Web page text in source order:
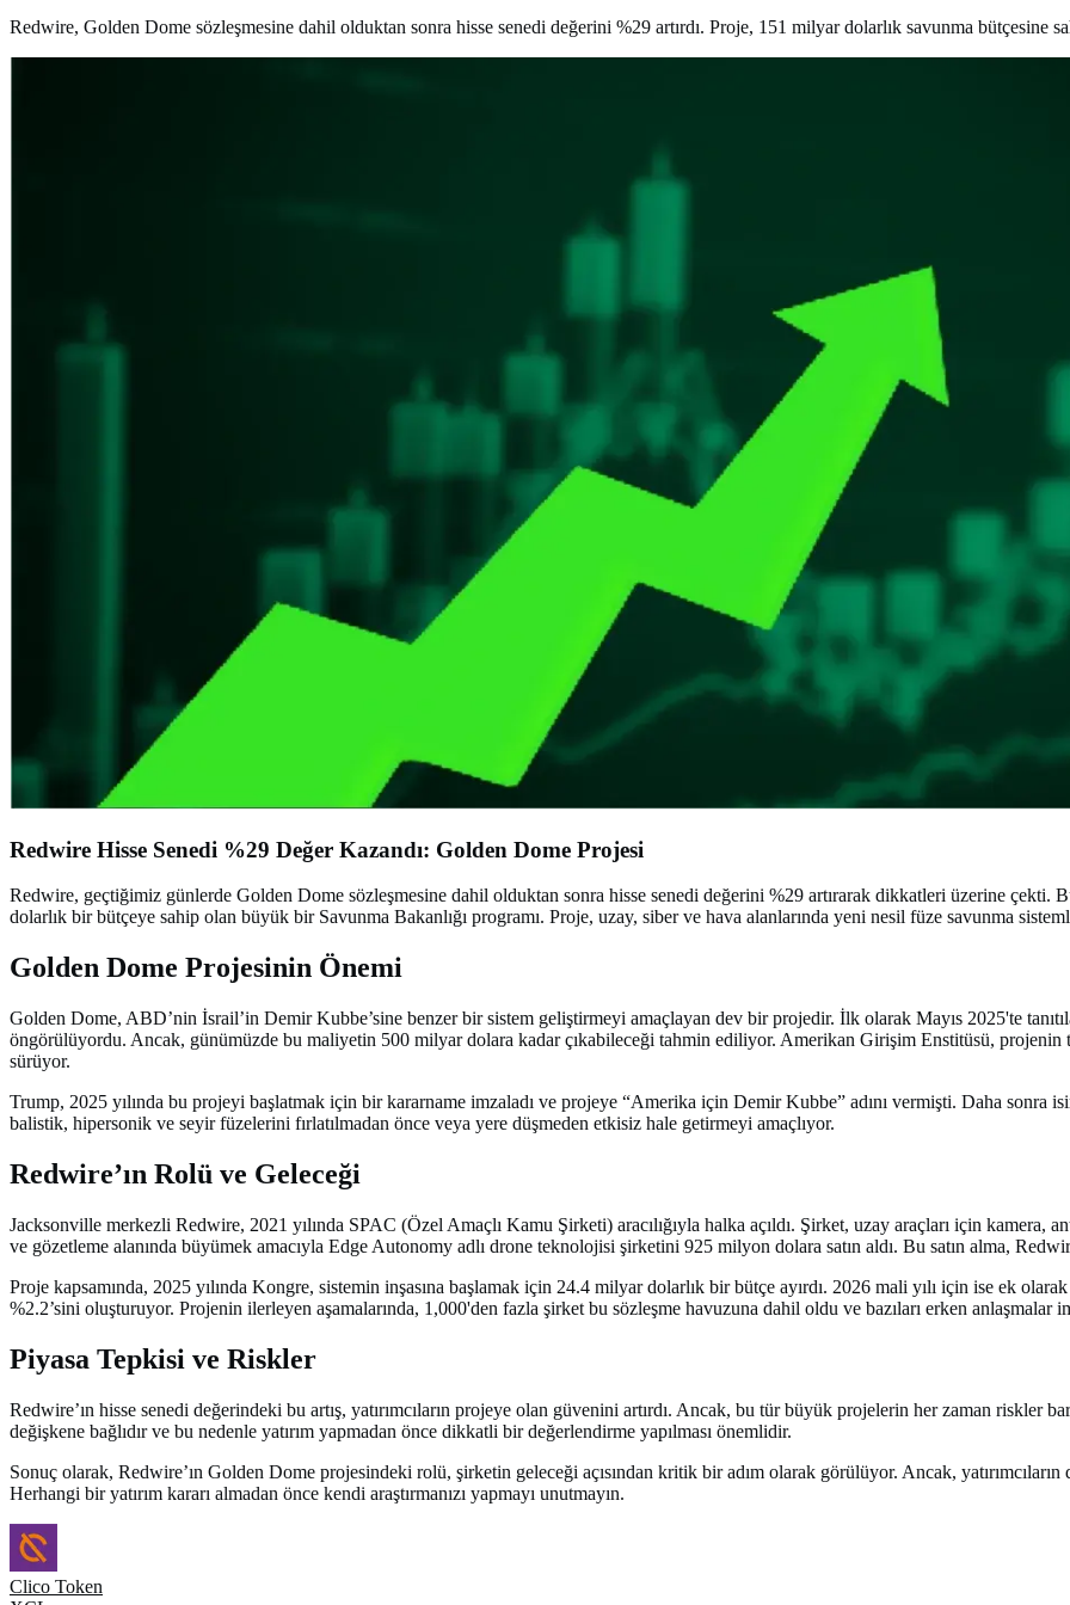
Redwire, Golden Dome sözleşmesine dahil olduktan sonra hisse senedi değerini %29 artırdı. Proje, 151 milyar dolarlık savunma bütçesine
Redwire Hisse Senedi %29 Değer Kazandı: Golden Dome Projesi
Redwire, geçtiğimiz günlerde Golden Dome sözleşmesine dahil olduktan sonra hisse senedi değerini %29 artırarak dikkatleri üzerine çekti.
dolarlık bir bütçeye sahip olan büyük bir Savunma Bakanlığı programı. Proje, uzay, siber ve hava alanlarında yeni nesil füze savunma
Golden Dome Projesinin Önemi
Golden Dome, ABD’nin İsrail’in Demir Kubbe’sine benzer bir sistem geliştirmeyi amaçlayan dev bir projedir. İlk olarak Mayıs 2025'te
öngörülüyordu. Ancak, günümüzde bu maliyetin 500 milyar dolara kadar çıkabileceği tahmin ediliyor. Amerikan Girişim Enstitüsü,
sürüyor.
Trump, 2025 yılında bu projeyi başlatmak için bir kararname imzaladı ve projeye “Amerika için Demir Kubbe” adını vermişti. Daha sonra
balistik, hipersonik ve seyir füzelerini fırlatılmadan önce veya yere düşmeden etkisiz hale getirmeyi amaçlıyor.
Redwire’ın Rolü ve Geleceği
Jacksonville merkezli Redwire, 2021 yılında SPAC (Özel Amaçlı Kamu Şirketi) aracılığıyla halka açıldı. Şirket, uzay araçları için kamera,
ve gözetleme alanında büyümek amacıyla Edge Autonomy adlı drone teknolojisi şirketini 925 milyon dolara satın aldı. Bu satın alma,
Proje kapsamında, 2025 yılında Kongre, sistemin inşasına başlamak için 24.4 milyar dolarlık bir bütçe ayırdı. 2026 mali yılı için ise ek
%2.2’sini oluşturuyor. Projenin ilerleyen aşamalarında, 1,000'den fazla şirket bu sözleşme havuzuna dahil oldu ve bazıları erken anlaşmalar
Piyasa Tepkisi ve Riskler
Redwire’ın hisse senedi değerindeki bu artış, yatırımcıların projeye olan güvenini artırdı. Ancak, bu tür büyük projelerin her zaman riskler
değişkene bağlıdır ve bu nedenle yatırım yapmadan önce dikkatli bir değerlendirme yapılması önemlidir.
Sonuç olarak, Redwire’ın Golden Dome projesindeki rolü, şirketin geleceği açısından kritik bir adım olarak görülüyor. Ancak,
Herhangi bir yatırım kararı almadan önce kendi araştırmanızı yapmayı unutmayın.
Clico Token